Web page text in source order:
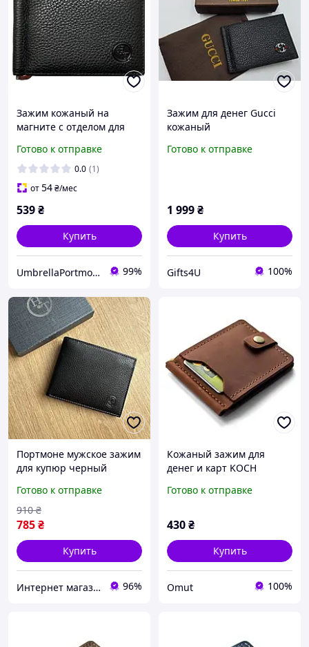
Зажим кожаный на
магните с отделом для
Готово к отправке
0.0 (1)
от54₴/мес
539₴
Купить
UmbrellaPortmone 99%
Зажим для денег Gucci
кожаный
Готово к отправке
1 999₴
Купить
Gifts4U 100%
Портмоне мужское зажим
для купюр черный
картхолдер зажим для
денег кожа
Готово к отправке
785₴
910 ₴
Купить
Интернет магазин сумок и аксессуаров BarBags 96%
Кожаный зажим для
денег и карт KOCH
натуральная кожа Crazy
Готово к отправке
430₴
Купить
Omut 100%